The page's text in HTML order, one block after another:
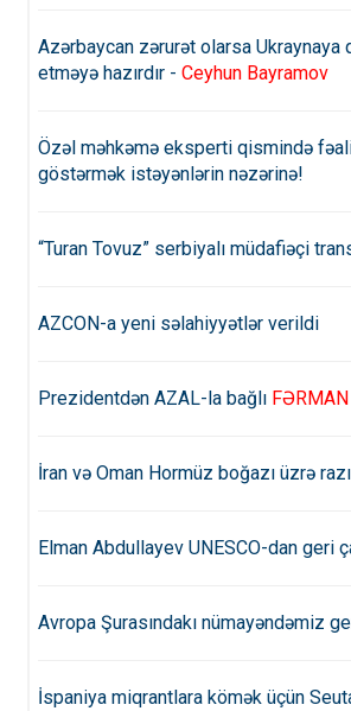
Azərbaycan zərurət olarsa Ukraynaya
etməyə hazırdır - Ceyhun Bayramov
Özəl məhkəmə eksperti qismində
göstərmək istəyənlərin nəzərinə!
“Turan Tovuz” serbiyalı müdafiəçi
AZCON-a yeni səlahiyyətlər verildi
Prezidentdən AZAL-la bağlı FƏRMAN
İran və Oman Hormüz boğazı üzrə
Elman Abdullayev UNESCO-dan geri
Avropa Şurasındakı nümayəndəmiz
İspaniya miqrantlara kömək üçün